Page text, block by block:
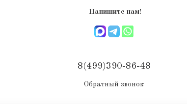
Напишите нам!
8(499)390-86-48
Обратный звонок